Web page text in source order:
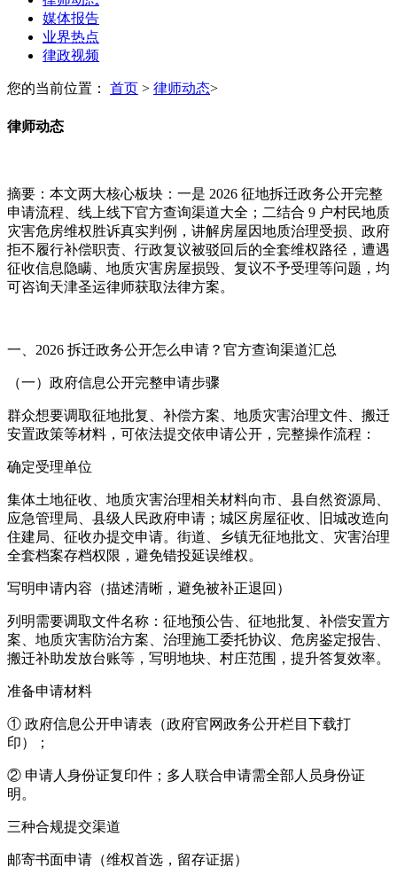
媒体报告
业界热点
律政视频
您的当前位置： 首页 > 律师动态>
律师动态
摘要：本文两大核心板块：一是 2026 征地拆迁政务公开完整
申请流程、线上线下官方查询渠道大全；二结合 9 户村民地质
灾害危房维权胜诉真实判例，讲解房屋因地质治理受损、政府
拒不履行补偿职责、行政复议被驳回后的全套维权路径，遭遇
征收信息隐瞒、地质灾害房屋损毁、复议不予受理等问题，均
可咨询天津圣运律师获取法律方案。
一、2026 拆迁政务公开怎么申请？官方查询渠道汇总
（一）政府信息公开完整申请步骤
群众想要调取征地批复、补偿方案、地质灾害治理文件、搬迁
安置政策等材料，可依法提交依申请公开，完整操作流程：
确定受理单位
集体土地征收、地质灾害治理相关材料向市、县自然资源局、
应急管理局、县级人民政府申请；城区房屋征收、旧城改造向
住建局、征收办提交申请。街道、乡镇无征地批文、灾害治理
全套档案存档权限，避免错投延误维权。
写明申请内容（描述清晰，避免被补正退回）
列明需要调取文件名称：征地预公告、征地批复、补偿安置方
案、地质灾害防治方案、治理施工委托协议、危房鉴定报告、
搬迁补助发放台账等，写明地块、村庄范围，提升答复效率。
准备申请材料
① 政府信息公开申请表（政府官网政务公开栏目下载打
印）；
② 申请人身份证复印件；多人联合申请需全部人员身份证
明。
三种合规提交渠道
邮寄书面申请（维权首选，留存证据）